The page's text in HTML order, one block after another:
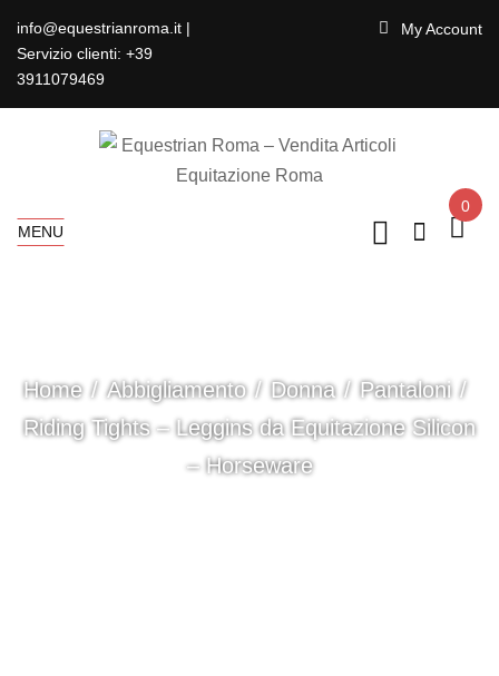
info@equestrianroma.it |
Servizio clienti: +39
3911079469
My Account
MENU
0
Home Abbigliamento Donna
Pantaloni
Riding Tights – Leggins da Equitazione Silicon
– Horseware